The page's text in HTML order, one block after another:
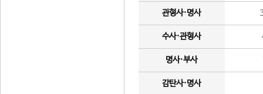
관형사·명사
수사·관형사
명사·부사
감탄사·명사